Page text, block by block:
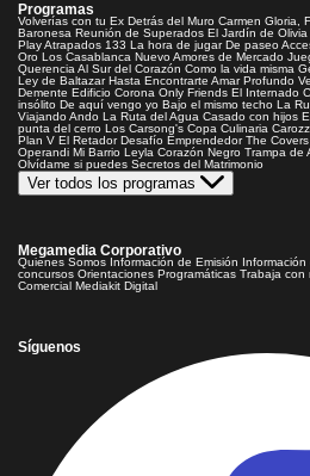
Programas
Volverías con tu Ex Detrás del Muro Carmen Gloria,
Baronesa Reunión de Superados El Jardín de Olivia
PlayAtrapados 133 La hora de jugar De paseo
Oro Los Casablanca Nuevo Amores de Mercado
Querencia Al Sur del Corazón Como la vida misma
Ley de Baltazar Hasta Encontrarte Amar Profundo
Demente Edificio Corona Only Friends El Internado
insólito De aquí vengo yo Bajo el mismo techo La
Viajando Ando La Ruta del Agua Casado con hijos
punta del cerro Los Carsong's Copa Culinaria
Plan V El Retador Desafío Emprendedor The Covers
Operandi Mi Barrio Leyla Corazón Negro Trampa de
Olvídame si puedes Secretos del Matrimonio
Ver todos los programas
Megamedia Corporativo
Quienes Somos Información de Emisión
concursos Orientaciones Programáticas Trabaja con
Comercial Mediakit Digital
Síguenos